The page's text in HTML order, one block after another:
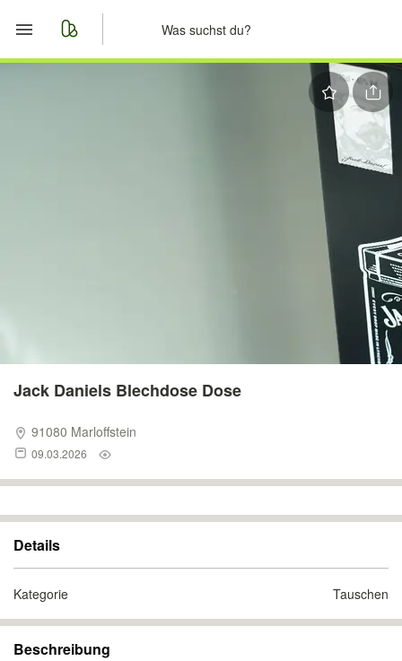
Jack Daniels Blechdose Dose
91080 Marloffstein
09.03.2026
Details
Kategorie Tauschen
Beschreibung